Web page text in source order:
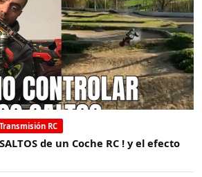
Transmisión RC
de un Coche RC ! y el efecto